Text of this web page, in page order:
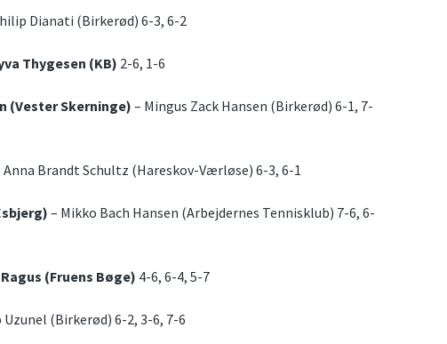
Dianati (Birkerød) 6-3, 6-2
Thygesen (KB) 2-6, 1-6
(Vester Skerninge) – Mingus Zack Hansen (Birkerød) 6-1, 7-
Anna Brandt Schultz (Hareskov-Værløse) 6-3, 6-1
– Mikko Bach Hansen (Arbejdernes Tennisklub) 7-6, 6-
(Fruens Bøge) 4-6, 6-4, 5-7
Uzunel (Birkerød) 6-2, 3-6, 7-6